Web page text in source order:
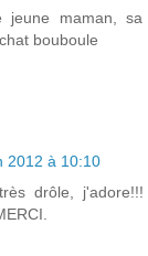
jeune maman, sa
bouboule
2012 à 10:10
drôle,